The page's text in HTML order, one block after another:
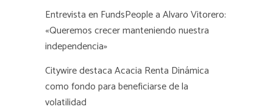
Entrevista en FundsPeople a Alvaro Vitorero:
«Queremos crecer manteniendo nuestra
independencia»
Citywire destaca Acacia Renta Dinámica
como fondo para beneficiarse de la
volatilidad